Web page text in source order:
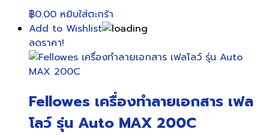
฿0.00 หยิบใส่ตะกร้า
Add to Wishlist
ลดราคา!
Fellowes เครื่องทำลายเอกสาร เฟล
โลว์ รุ่น Auto MAX 200C